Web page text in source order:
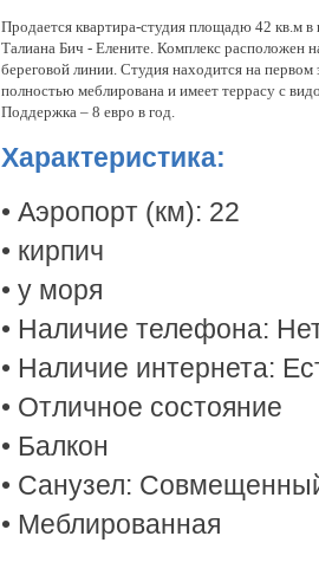
Продается квартира-студия площадю 42 кв.м в
Талиана Бич - Елените. Комплекс расположен
береговой линии. Студия находится на первом
полностью меблирована и имеет террасу с
Поддержка – 8 евро в год.
Характеристика:
• Аэропорт (км): 22
• кирпич
• у моря
• Наличие телефона:
• Наличие интернета:
• Отличное состояние
• Балкон
• Санузел:
• Меблированная